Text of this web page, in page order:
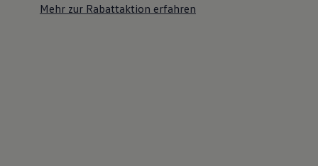
Mehr zur Rabattaktion erfahren